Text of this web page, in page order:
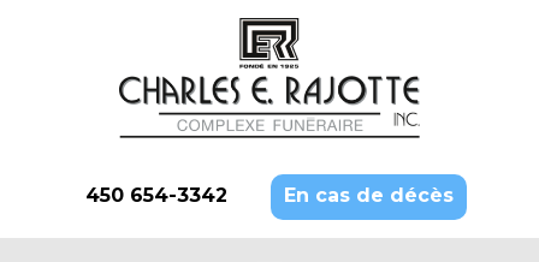
450 654-3342 En cas de décès